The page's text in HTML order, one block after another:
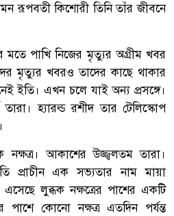
রূপবতী কিশোরী তিনি তাঁর জীবনে
মতে পাখি নিজের মৃত্যুর অগ্রীম খবর
মৃত্যুর খবরও তাদের কাছে থাকার
ইতি। এখন চলে যাই অন্য প্রসঙ্গে।
হ্যারল্ড রশীদ তার টেলিস্কোপ
আকাশের উজ্জ্বলতম তারা।
প্রাচীন এক সভ্যতার নাম মায়া
লুব্ধক নক্ষত্রের পাশের একটি
পাশে কোনো নক্ষত্র এতদিন পর্যন্ত